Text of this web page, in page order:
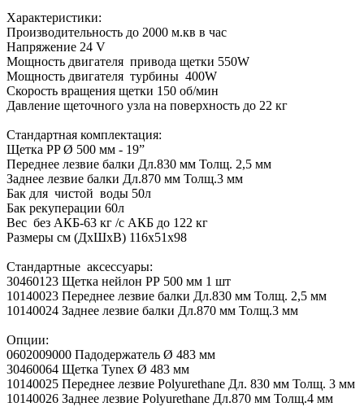
Характеристики:
Производительность до 2000 м.кв в час
Напряжение 24 V
Мощность двигателя привода щетки 550W
Мощность двигателя турбины 400W
Скорость вращения щетки 150 об/мин
Давление щеточного узла на поверхность до 22 кг
Стандартная комплектация:
Щетка PP Ø 500 мм - 19”
Переднее лезвие балки Дл.830 мм Толщ. 2,5 мм
Заднее лезвие балки Дл.870 мм Толщ.3 мм
Бак для чистой воды 50л
Бак рекуперации 60л
Вес без АКБ-63 кг /с АКБ до 122 кг
Размеры см (ДхШхВ) 116х51х98
Стандартные аксессуары:
30460123 Щетка нейлон РР 500 мм 1 шт
10140023 Переднее лезвие балки Дл.830 мм Толщ. 2,5 мм
10140024 Заднее лезвие балки Дл.870 мм Толщ.3 мм
Опции:
0602009000 Падодержатель Ø 483 мм
30460064 Щетка Tynex Ø 483 мм
10140025 Переднее лезвие Polyurethane Дл. 830 мм Толщ. 3 мм
10140026 Заднее лезвие Polyurethane Дл.870 мм Толщ.4 мм